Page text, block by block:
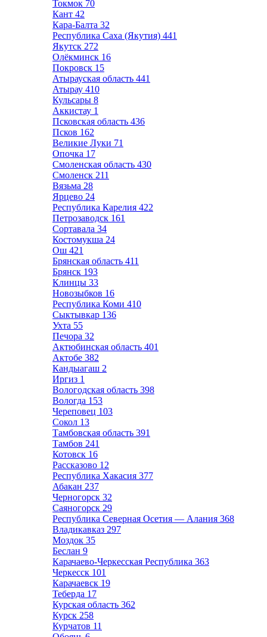
Токмок 70
Кант 42
Кара-Балта 32
Республика Саха (Якутия) 441
Якутск 272
Олёкминск 16
Покровск 15
Атырауская область 441
Атырау 410
Кульсары 8
Аккистау 1
Псковская область 436
Псков 162
Великие Луки 71
Опочка 17
Смоленская область 430
Смоленск 211
Вязьма 28
Ярцево 24
Республика Карелия 422
Петрозаводск 161
Сортавала 34
Костомукша 24
Ош 421
Брянская область 411
Брянск 193
Клинцы 33
Новозыбков 16
Республика Коми 410
Сыктывкар 136
Ухта 55
Печора 32
Актюбинская область 401
Актобе 382
Кандыагаш 2
Иргиз 1
Вологодская область 398
Вологда 153
Череповец 103
Сокол 13
Тамбовская область 391
Тамбов 241
Котовск 16
Рассказово 12
Республика Хакасия 377
Абакан 237
Черногорск 32
Саяногорск 29
Республика Северная Осетия — Алания 368
Владикавказ 297
Моздок 35
Беслан 9
Карачаево-Черкесская Республика 363
Черкесск 101
Карачаевск 19
Теберда 17
Курская область 362
Курск 258
Курчатов 11